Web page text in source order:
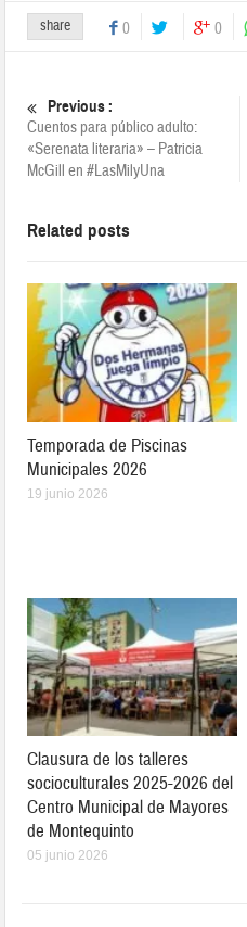
share 0 0
Previous :
Cuentos para público adulto:
«Serenata literaria» – Patricia
McGill en #LasMilyUna
Related posts
Temporada de Piscinas
Municipales 2026
19 junio 2026
Clausura de los talleres
socioculturales 2025-2026 del
Centro Municipal de Mayores
de Montequinto
05 junio 2026